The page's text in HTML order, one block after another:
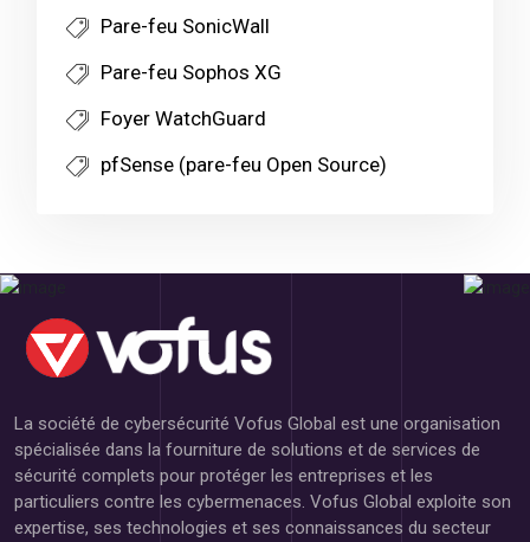
Pare-feu SonicWall
Pare-feu Sophos XG
Foyer WatchGuard
pfSense (pare-feu Open Source)
La société de cybersécurité Vofus Global est une organisation
spécialisée dans la fourniture de solutions et de services de
sécurité complets pour protéger les entreprises et les
particuliers contre les cybermenaces. Vofus Global exploite son
expertise, ses technologies et ses connaissances du secteur